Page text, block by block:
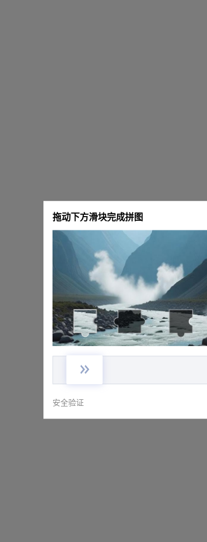
正在进行安全验证，请稍候...
拖动下方滑块完成拼图
安全验证